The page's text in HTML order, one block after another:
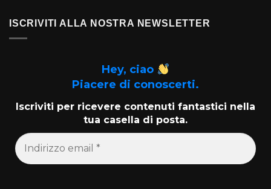
ISCRIVITI ALLA NOSTRA NEWSLETTER
Hey, ciao
Piacere di conoscerti.
Iscriviti per ricevere contenuti fantastici nella
tua casella di posta.